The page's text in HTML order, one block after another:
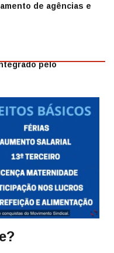
de agências e
pelo